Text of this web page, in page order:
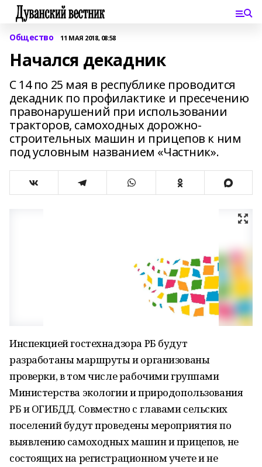
Общество 11 МАЯ 2018, 08:58
Начался декадник
С 14 по 25 мая в республике проводится
декадник по профилактике и пресечению
правонарушений при использовании
тракторов, самоходных дорожно-
строительных машин и прицепов к ним
под условным названием «Частник».
Инспекцией гостехнадзора РБ будут
разработаны маршруты и организованы
проверки, в том числе рабочими группами
Министерства экологии и природопользования
РБ и ОГИБДД. Совместно с главами сельских
поселений будут проведены мероприятия по
выявлению самоходных машин и прицепов, не
состоящих на регистрационном учете и не